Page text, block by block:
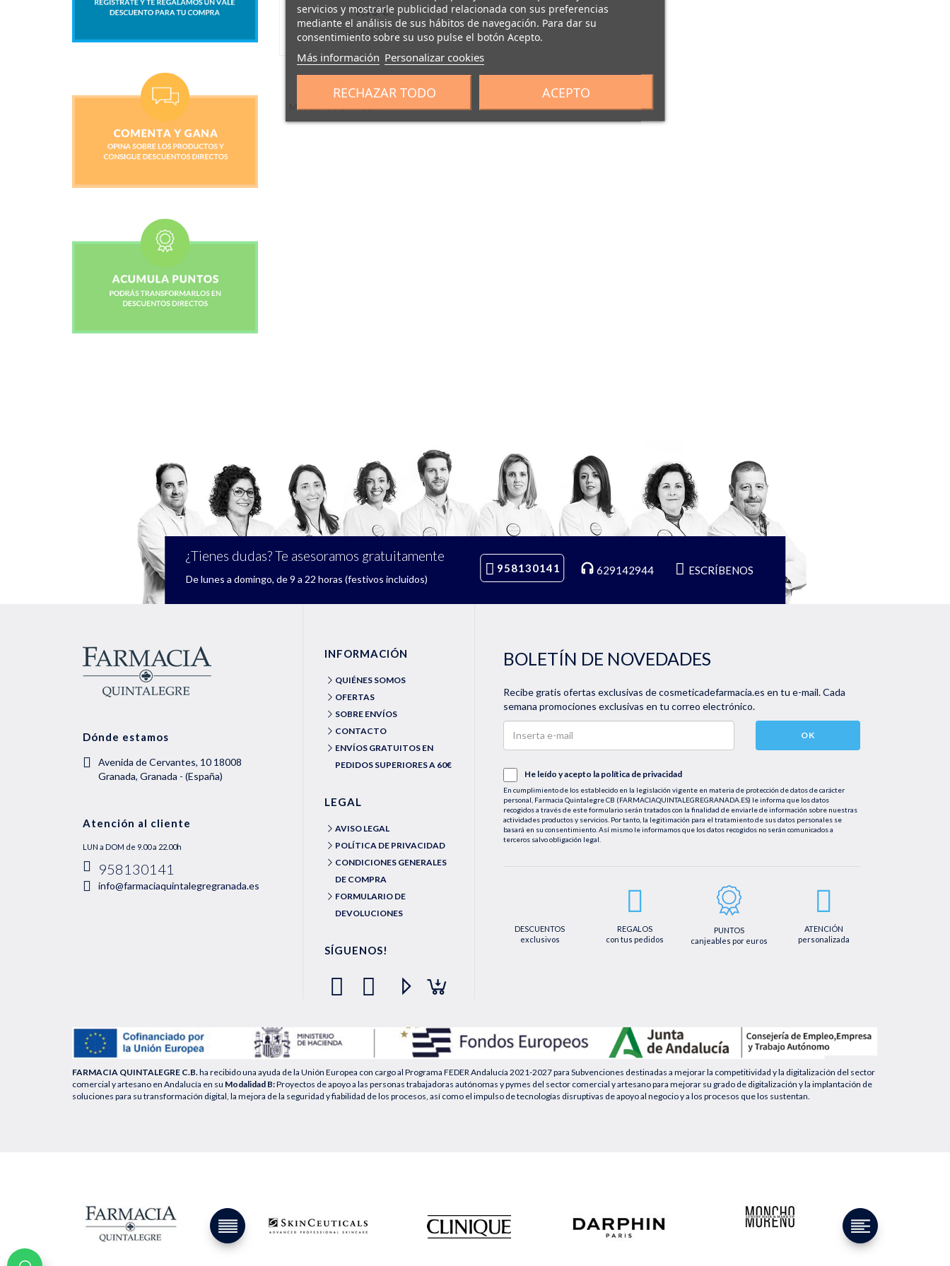
9,95 €
AGOTADO
Mostrando 1 - 7 de 7
¿Tienes dudas? Te asesoramos gratuitamente
De lunes a domingo, de 9 a 22 horas (festivos incluidos)
958130141 629142944 ESCRÍBENOS
Dónde estamos
Avenida de Cervantes, 10 18008
Granada, Granada - (España)
Atención al cliente
LUN a DOM de 9.00 a 22.00h
958130141
info@farmaciaquintalegregranada.es
INFORMACIÓN
QUIÉNES SOMOS
OFERTAS
SOBRE ENVÍOS
CONTACTO
ENVÍOS GRATUITOS EN
PEDIDOS SUPERIORES A 60€
LEGAL
AVISO LEGAL
POLÍTICA DE PRIVACIDAD
CONDICIONES GENERALES
DE COMPRA
FORMULARIO DE
DEVOLUCIONES
SÍGUENOS!
BOLETÍN DE NOVEDADES
Recibe gratis ofertas exclusivas de cosmeticadefarmacia.es en tu e-mail. Cada
semana promociones exclusivas en tu correo electrónico.
OK
He leído y acepto la política de privacidad
En cumplimiento de los establecido en la legislación vigente en materia de protección de datos de carácter
personal, Farmacia Quintalegre CB (FARMACIAQUINTALEGREGRANADA.ES) le informa que los datos
recogidos a través de este formulario serán tratados con la finalidad de enviarle de información sobre nuestras
actividades productos y servicios. Por tanto, la legitimación para el tratamiento de sus datos personales se
basará en su consentimiento. Así mismo le informamos que los datos recogidos no serán comunicados a
terceros salvo obligación legal.
le asisten a través de la dirección de email info@farmaciaquintalegregranada.es, así como a través de los
dirección web https://farmaciaquintalegregranada.es//politica-privacidad/
DESCUENTOS
exclusivos
REGALOS
con tus pedidos
PUNTOS
canjeables por euros
ATENCIÓN
personalizada
FARMACIA QUINTALEGRE C.B. ha recibido una ayuda de la Unión Europea con cargo al Programa FEDER Andalucía 2021-2027 para Subvenciones destinadas a mejorar la competitividad y la digitalización del sector
comercial y artesano en Andalucía en su Modalidad B:Proyectos de apoyo a las personas trabajadoras autónomas y pymes del sector comercial y artesano para mejorar su grado de digitalización y la implantación de
soluciones para su transformación digital, la mejora de la seguridad y fiabilidad de los procesos, así como el impulso de tecnologías disruptivas de apoyo al negocio y a los procesos que los sustentan.
servicios y mostrarle publicidad relacionada con sus preferencias
mediante el análisis de sus hábitos de navegación. Para dar su
consentimiento sobre su uso pulse el botón Acepto.
Más información Personalizar cookies
RECHAZAR TODO ACEPTO